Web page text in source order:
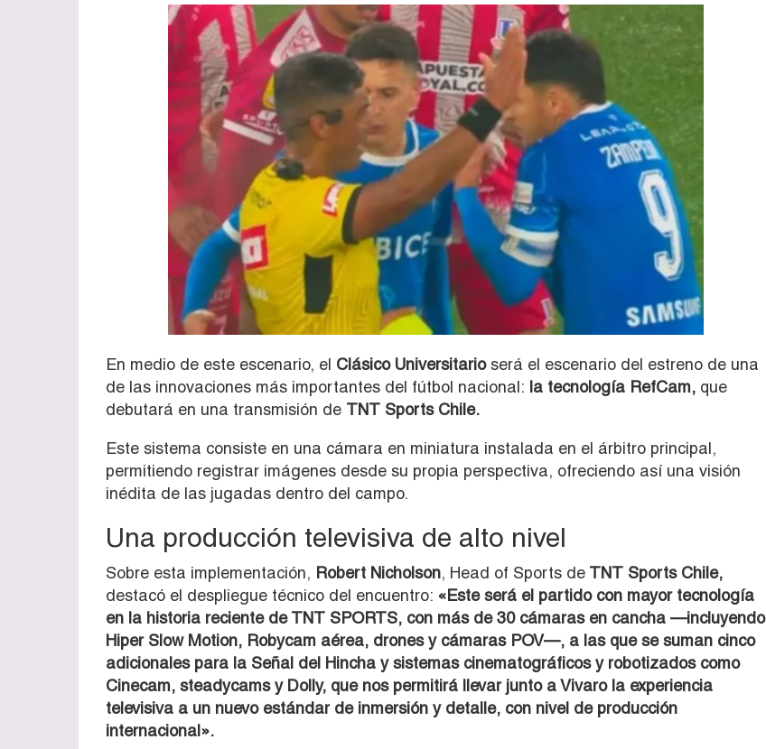
En medio de este escenario, el Clásico Universitarioserá el escenario del estreno de una
de las innovaciones más importantes del fútbol nacional: la tecnología RefCam, que
debutará en una transmisión de TNT Sports Chile.
Este sistema consiste en una cámara en miniatura instalada en el árbitro principal,
permitiendo registrar imágenes desde su propia perspectiva, ofreciendo así una visión
inédita de las jugadas dentro del campo.
Una producción televisiva de alto nivel
Sobre esta implementación, Robert Nicholson, Head of Sports de TNT Sports Chile,
destacó el despliegue técnico del encuentro: «Este será el partido con mayor tecnología
en la historia reciente de TNT SPORTS, con más de 30 cámaras en cancha —incluyendo
Hiper Slow Motion, Robycam aérea, drones y cámaras POV—, a las que se suman cinco
adicionales para la Señal del Hincha y sistemas cinematográficos y robotizados como
Cinecam, steadycams y Dolly, que nos permitirá llevar junto a Vivaro la experiencia
televisiva a un nuevo estándar de inmersión y detalle, con nivel de producción
internacional».